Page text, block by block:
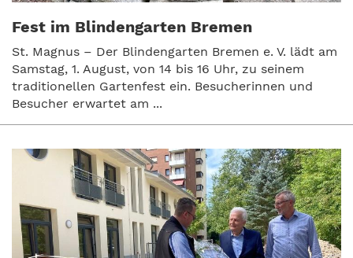
Fest im Blindengarten Bremen
St. Magnus – Der Blindengarten Bremen e. V. lädt am
Samstag, 1. August, von 14 bis 16 Uhr, zu seinem
traditionellen Gartenfest ein. Besucherinnen und
Besucher erwartet am ...